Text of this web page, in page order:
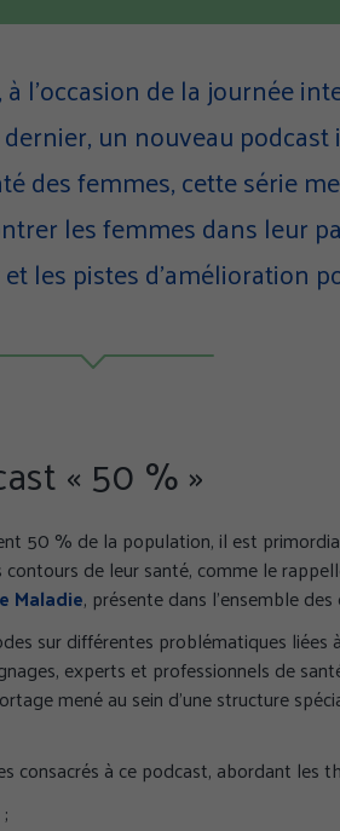
à l’occasion de la journée
un nouveau podcast
des femmes, cette série
les femmes dans leur
les pistes d’amélioration
« 50 % »
50 % de la population, il est
de leur santé, comme le
Maladie, présente dans l’ensemble
sur différentes problématiques liées
experts et professionnels de
mené au sein d’une structure
consacrés à ce podcast, abordant les